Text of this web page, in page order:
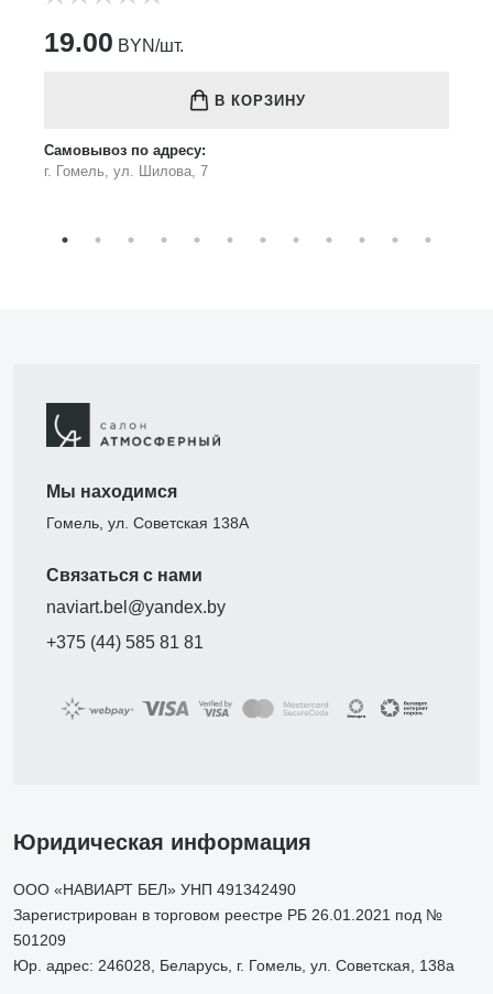
19.00 BYN/шт.
В КОРЗИНУ
Самовывоз по адресу:
г. Гомель, ул. Шилова, 7
Мы находимся
Гомель, ул. Советская 138А
Связаться с нами
naviart.bel@yandex.by
+375 (44) 585 81 81
Юридическая информация
ООО «НАВИАРТ БЕЛ» УНП 491342490
Зарегистрирован в торговом реестре РБ 26.01.2021 под №
501209
Юр. адрес: 246028, Беларусь, г. Гомель, ул. Советская, 138а